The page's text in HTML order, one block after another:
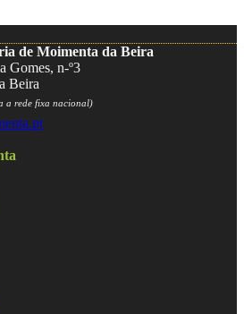
de Moimenta da Beira
Gomes, n-º3
Beira
a rede fixa nacional)